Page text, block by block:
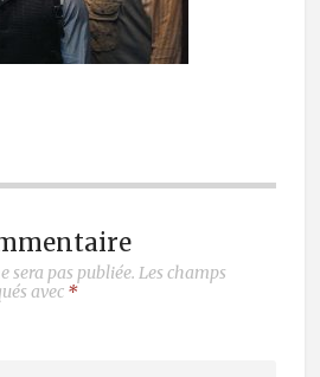
sera pas publiée. Les champs
avec *